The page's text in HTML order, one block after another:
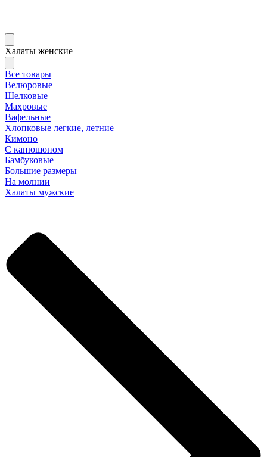
Халаты женские
Все товары
Велюровые
Шелковые
Махровые
Вафельные
Хлопковые легкие, летние
Кимоно
С капюшоном
Бамбуковые
Большие размеры
На молнии
Халаты мужские